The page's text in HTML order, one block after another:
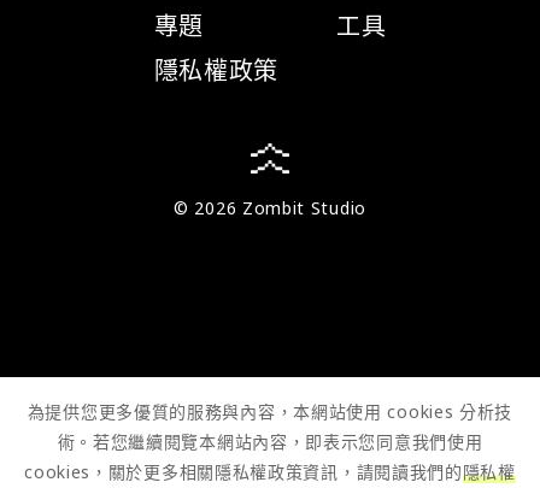
專題
隱私權政策
工具
© 2026 Zombit Studio
為提供您更多優質的服務與內容，本網站使用 cookies 分析技
術。若您繼續閱覽本網站內容，即表示您同意我們使用
cookies，關於更多相關隱私權政策資訊，請閱讀我們的隱私權